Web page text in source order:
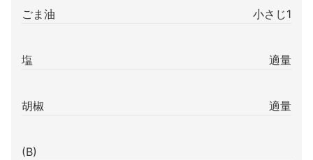
ごま油 小さじ1
塩 適量
胡椒 適量
(B)